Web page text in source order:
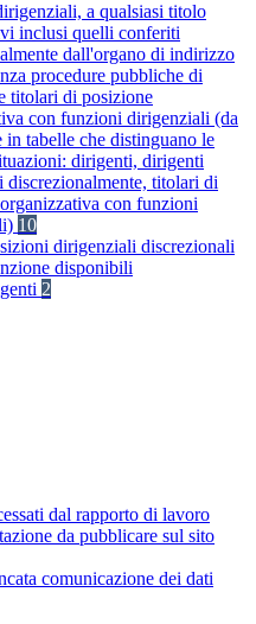
a qualsiasi titolo
inclusi quelli conferiti
dall'organo di indirizzo
procedure pubbliche di
titolari di posizione
con funzioni dirigenziali (da
in tabelle che distinguano le
dirigenti, dirigenti
discrezionalmente, titolari di
con funzioni
10
dirigenziali discrezionali
disponibili
2
dal rapporto di lavoro
da pubblicare sul sito
comunicazione dei dati